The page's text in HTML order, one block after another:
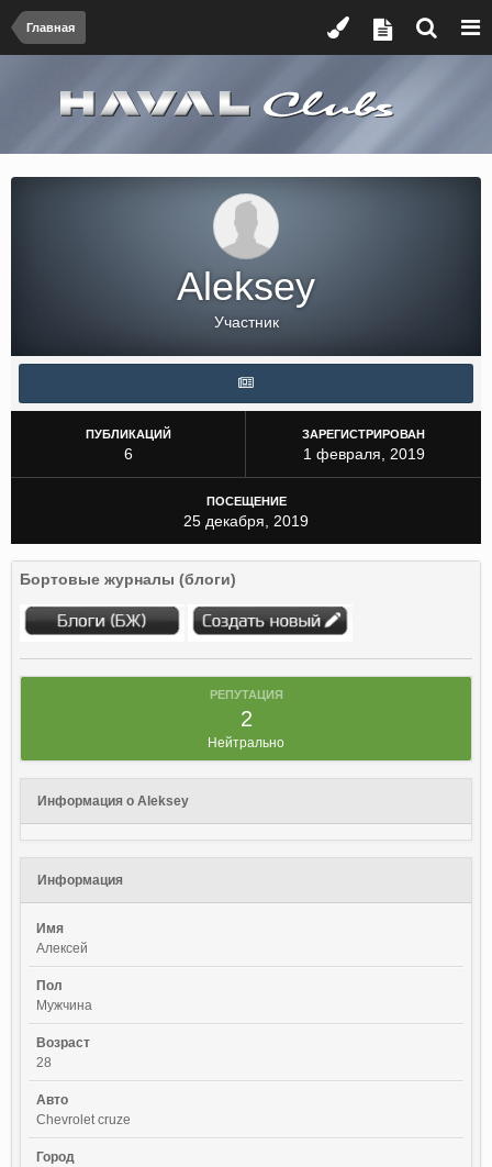
Главная
Aleksey
Участник
ПУБЛИКАЦИЙ
6
ЗАРЕГИСТРИРОВАН
1 февраля, 2019
ПОСЕЩЕНИЕ
25 декабря, 2019
Бортовые журналы (блоги)
РЕПУТАЦИЯ
2
Нейтрально
Информация о Aleksey
Информация
Имя
Алексей
Пол
Мужчина
Возраст
28
Авто
Chevrolet cruze
Город